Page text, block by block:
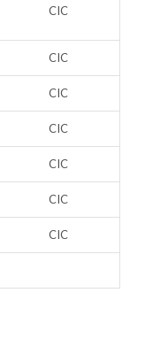
CIC
CIC
CIC
CIC
CIC
CIC
CIC